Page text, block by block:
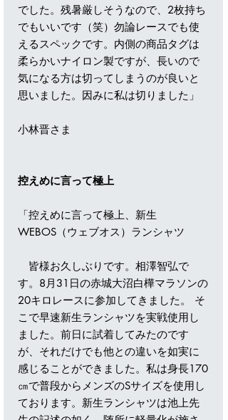
でした。残暑厳しそうなので、2枚持ち
でもいいです（笑）勿論レースでも使
えるスペックです。内側の商品タグは
柔らかいナイロン製ですが、長いので
気になる方は切ってしまうのが良いと
思いました。因みに私は切りました」
小林晋さま
控えめに言って極上
「控えめに言って極上、新生
WEBOS（ウェブオス）ランシャツ
皆様お久しぶりです。相澤智弘で
す。8月31日の赤城大沼白樺マラソンの
20キロレースに参加してきました。 そ
こで早速新生ランシャツを実戦使用し
ました。前日に試着してみたのです
が、それだけでも他との違いを如実に
感じることができました。私は身長170
㎝で普段からメンズのSサイズを使用し
ております。新生ランシャツは池上先